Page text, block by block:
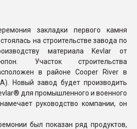
ПЕРЕЙТИ НА
закладки первого камня
на строительстве завода по
материала Kevlar от
Участок строительства
в районе Cooper River в
Новый завод будет производить
для промышленного и военного
руководство компании, он
был показан ряд продуктов,